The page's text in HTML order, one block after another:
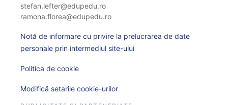
stefan.lefter@edupedu.ro
ramona.florea@edupedu.ro
Notă de informare cu privire la prelucrarea de date
personale prin intermediul site-ului
Politica de cookie
Modifică setarile cookie-urilor